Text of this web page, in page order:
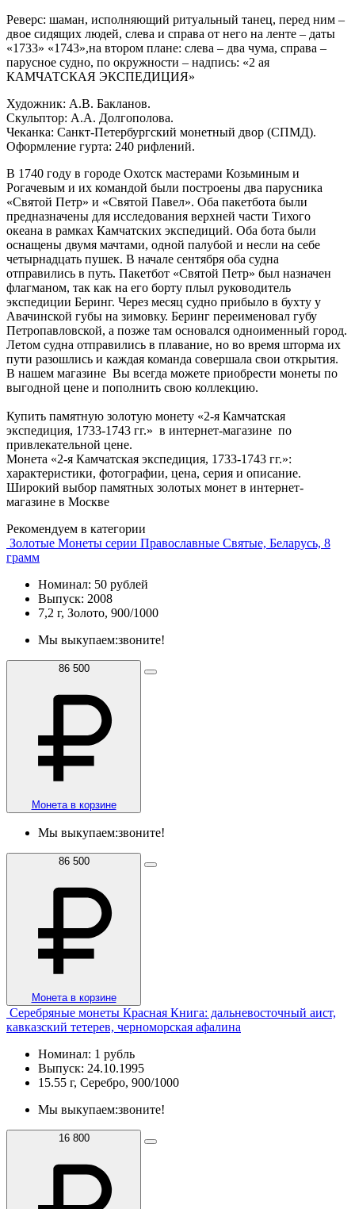
Реверс: шаман, исполняющий ритуальный танец, перед ним –
двое сидящих людей, слева и справа от него на ленте – даты
«1733» «1743»,на втором плане: слева – два чума, справа –
парусное судно, по окружности – надпись: «2 ая
КАМЧАТСКАЯ ЭКСПЕДИЦИЯ»
Художник: А.В. Бакланов.
Скульптор: А.А. Долгополова.
Чеканка: Санкт-Петербургский монетный двор (СПМД).
Оформление гурта: 240 рифлений.
В 1740 году в городе Охотск мастерами Козьминым и
Рогачевым и их командой были построены два парусника
«Святой Петр» и «Святой Павел». Оба пакетбота были
предназначены для исследования верхней части Тихого
океана в рамках Камчатских экспедиций. Оба бота были
оснащены двумя мачтами, одной палубой и несли на себе
четырнадцать пушек. В начале сентября оба судна
отправились в путь. Пакетбот «Святой Петр» был назначен
флагманом, так как на его борту плыл руководитель
экспедиции Беринг. Через месяц судно прибыло в бухту у
Авачинской губы на зимовку. Беринг переименовал губу
Петропавловской, а позже там основался одноименный город.
Летом судна отправились в плавание, но во время шторма их
пути разошлись и каждая команда совершала свои открытия.
В нашем магазине Вы всегда можете приобрести монеты по
выгодной цене и пополнить свою коллекцию.
Купить памятную золотую монету «2-я Камчатская
экспедиция, 1733-1743 гг.» в интернет-магазине по
привлекательной цене.
Монета «2-я Камчатская экспедиция, 1733-1743 гг.»:
характеристики, фотографии, цена, серия и описание.
Широкий выбор памятных золотых монет в интернет-
магазине в Москве
Рекомендуем в категории
Золотые Монеты серии Православные Святые, Беларусь, 8
грамм
Номинал: 50 рублей
Выпуск: 2008
7,2 г, Золото, 900/1000
Мы выкупаем:звоните!
86 500
Монета в корзине
Мы выкупаем:звоните!
86 500
Монета в корзине
Серебряные монеты Красная Книга: дальневосточный аист,
кавказский тетерев, черноморская афалина
Номинал: 1 рубль
Выпуск: 24.10.1995
15.55 г, Серебро, 900/1000
Мы выкупаем:звоните!
16 800